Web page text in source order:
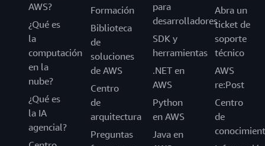
AWS?
¿Qué es
la
computación
en la
nube?
¿Qué es
la IA
agencial?
Formación
Biblioteca
de
soluciones
de AWS
Centro
de
arquitectura
Preguntas
para
desarrolladores
SDK y
herramientas
.NET en
AWS
Python
en AWS
Java en
Abra un
ticket de
soporte
técnico
AWS
re:Post
Centro
de